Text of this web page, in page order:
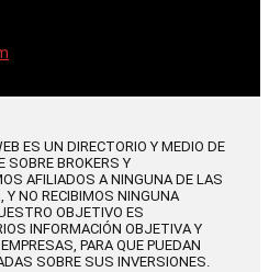
ES UN DIRECTORIO Y MEDIO DE
SOBRE BROKERS Y
AFILIADOS A NINGUNA DE LAS
Y NO RECIBIMOS NINGUNA
OBJETIVO ES
INFORMACIÓN OBJETIVA Y
PARA QUE PUEDAN
SOBRE SUS INVERSIONES.